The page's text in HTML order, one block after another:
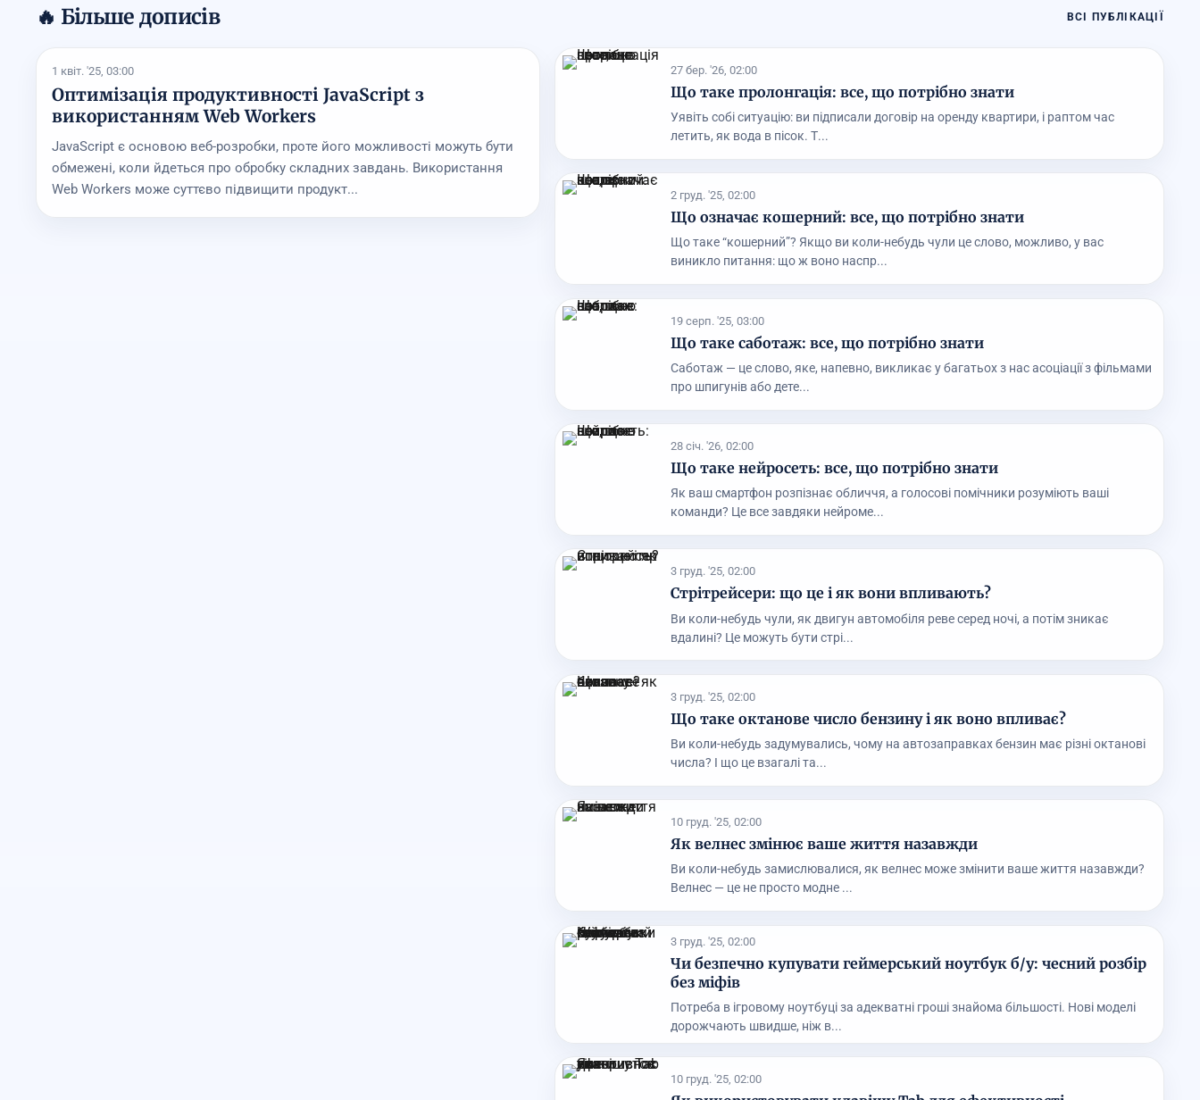
🔥 Більше дописів ВСІ ПУБЛІКАЦІЇ
1 квіт. '25, 03:00
Оптимізація продуктивності JavaScript з
використанням Web Workers
JavaScript є основою веб-розробки, проте його можливості можуть бути
обмежені, коли йдеться про обробку складних завдань. Використання
Web Workers може суттєво підвищити продукт...
27 бер. '26, 02:00
Що таке пролонгація: все, що потрібно знати
Уявіть собі ситуацію: ви підписали договір на оренду квартири, і раптом час
летить, як вода в пісок. Т...
2 груд. '25, 02:00
Що означає кошерний: все, що потрібно знати
Що таке “кошерний”? Якщо ви коли-небудь чули це слово, можливо, у вас
виникло питання: що ж воно наспр...
19 серп. '25, 03:00
Що таке саботаж: все, що потрібно знати
Саботаж — це слово, яке, напевно, викликає у багатьох з нас асоціації з фільмами
про шпигунів або дете...
28 січ. '26, 02:00
Що таке нейросеть: все, що потрібно знати
Як ваш смартфон розпізнає обличчя, а голосові помічники розуміють ваші
команди? Це все завдяки нейроме...
3 груд. '25, 02:00
Стрітрейсери: що це і як вони впливають?
Ви коли-небудь чули, як двигун автомобіля реве серед ночі, а потім зникає
вдалині? Це можуть бути стрі...
3 груд. '25, 02:00
Що таке октанове число бензину і як воно впливає?
Ви коли-небудь задумувались, чому на автозаправках бензин має різні октанові
числа? І що це взагалі та...
10 груд. '25, 02:00
Як велнес змінює ваше життя назавжди
Ви коли-небудь замислювалися, як велнес може змінити ваше життя назавжди?
Велнес — це не просто модне ...
3 груд. '25, 02:00
Чи безпечно купувати геймерський ноутбук б/у: чесний розбір
без міфів
Потреба в ігровому ноутбуці за адекватні гроші знайома більшості. Нові моделі
дорожчають швидше, ніж в...
10 груд. '25, 02:00